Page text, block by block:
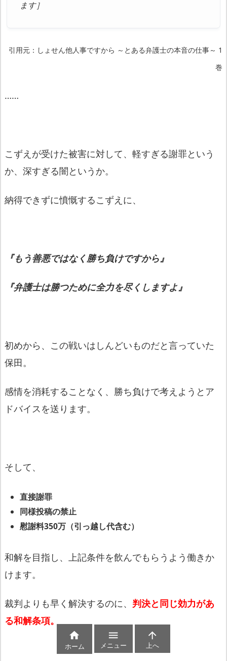
ます］
引用元：しょせん他人事ですから ～とある弁護士の本音の仕事～ 1
巻
……
こずえが受けた被害に対して、軽すぎる謝罪という
か、深すぎる闇というか。
納得できずに憤慨するこずえに、
『もう善悪ではなく勝ち負けですから』
『弁護士は勝つために全力を尽くしますよ』
初めから、この戦いはしんどいものだと言っていた
保田。
感情を消耗することなく、勝ち負けで考えようとア
ドバイスを送ります。
そして、
直接謝罪
同様投稿の禁止
慰謝料350万（引っ越し代含む）
和解を目指し、上記条件を飲んでもらうよう働きか
けます。
裁判よりも早く解決するのに、 判決と同じ効力があ
る和解条項。

ホーム

メニュー

上へ